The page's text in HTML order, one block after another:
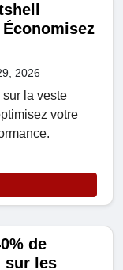
Économisez
2026
la veste
votre
de
sur les